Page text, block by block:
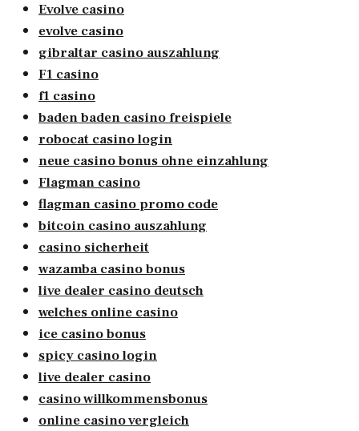
Evolve casino
evolve casino
gibraltar casino auszahlung
F1 casino
f1 casino
baden baden casino freispiele
robocat casino login
neue casino bonus ohne einzahlung
Flagman casino
flagman casino promo code
bitcoin casino auszahlung
casino sicherheit
wazamba casino bonus
live dealer casino deutsch
welches online casino
ice casino bonus
spicy casino login
live dealer casino
casino willkommensbonus
online casino vergleich